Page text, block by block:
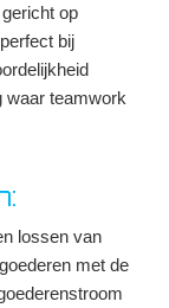
op
bij
waar teamwork
lossen van
met de